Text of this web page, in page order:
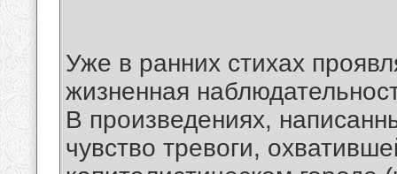
Уже в ранних стихах
жизненная
В произведениях,
чувство тревоги,